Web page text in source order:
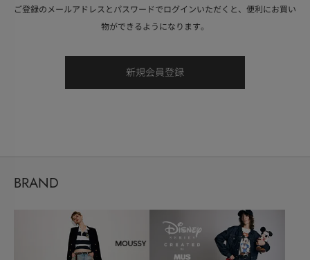
ご登録のメールアドレスとパスワードでログインいただくと、便利にお買い
物ができるようになります。
BRAND